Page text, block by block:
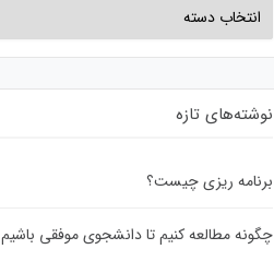
نوشته‌های تازه
برنامه ریزی چیست؟
چگونه مطالعه کنیم تا دانشجوی موفقی باشیم